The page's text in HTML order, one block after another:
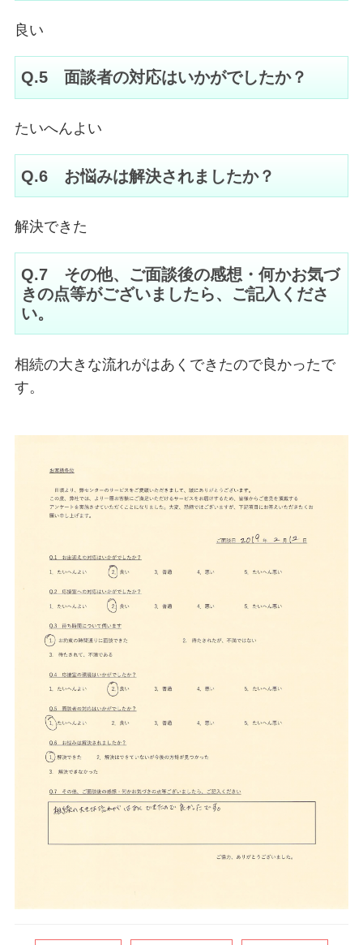
良い
Q.5 面談者の対応はいかがでしたか？
たいへんよい
Q.6 お悩みは解決されましたか？
解決できた
Q.7 その他、ご面談後の感想・何かお気づ
きの点等がございましたら、ご記入くださ
い。
相続の大きな流れがはあくできたので良かったで
す。